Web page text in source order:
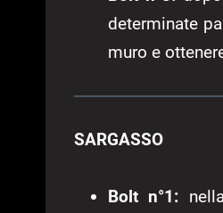
determinate
muro e
SARGASSO
Bolt n°1: